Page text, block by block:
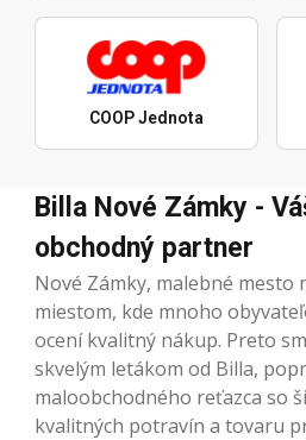
COOP Jednota
Billa Nové Zámky -
obchodný partner
Nové Zámky, malebné mesto
miestom, kde mnoho
ocení kvalitný nákup. Preto
skvelým letákom od Billa,
maloobchodného reťazca so
kvalitných potravín a tovaru